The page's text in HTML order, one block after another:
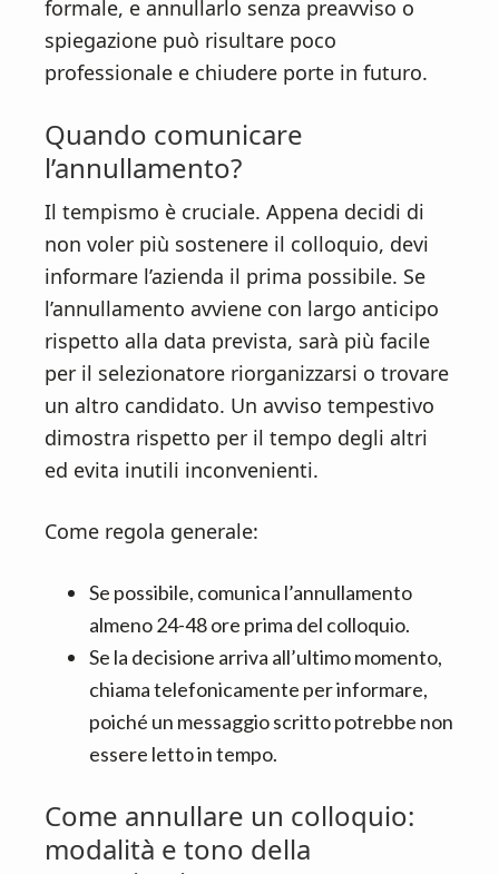
formale, e annullarlo senza preavviso o
spiegazione può risultare poco
professionale e chiudere porte in futuro.
Quando comunicare
l’annullamento?
Il tempismo è cruciale. Appena decidi di
non voler più sostenere il colloquio, devi
informare l’azienda il prima possibile. Se
l’annullamento avviene con largo anticipo
rispetto alla data prevista, sarà più facile
per il selezionatore riorganizzarsi o trovare
un altro candidato. Un avviso tempestivo
dimostra rispetto per il tempo degli altri
ed evita inutili inconvenienti.
Come regola generale:
Se possibile, comunica l’annullamento
almeno 24-48 ore prima del colloquio.
Se la decisione arriva all’ultimo momento,
chiama telefonicamente per informare,
poiché un messaggio scritto potrebbe non
essere letto in tempo.
Come annullare un colloquio:
modalità e tono della